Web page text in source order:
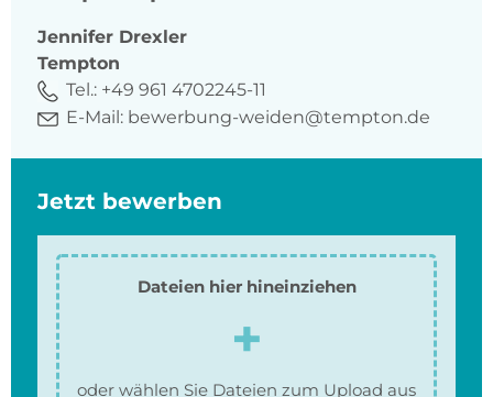
Jennifer Drexler
Tempton
Tel.: +49 961 4702245-11
E-Mail: bewerbung-weiden@tempton.de
Jetzt bewerben
Dateien hier hineinziehen
oder wählen Sie Dateien zum Upload aus